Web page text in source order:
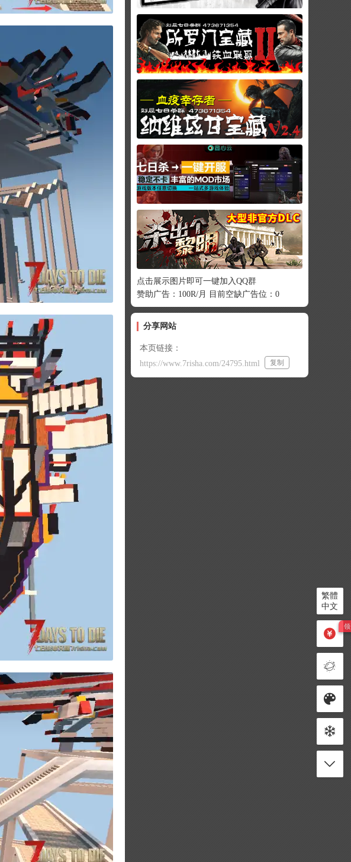
点击展示图片即可一键加入QQ群
赞助广告：100R/月 目前空缺广告位：0
分享网站
本页链接：
https://www.7risha.com/24795.html
复制
繁體
中文